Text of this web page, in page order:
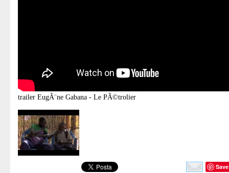
trailer EugÃ¨ne Gabana - Le PÃ©trolier
Save